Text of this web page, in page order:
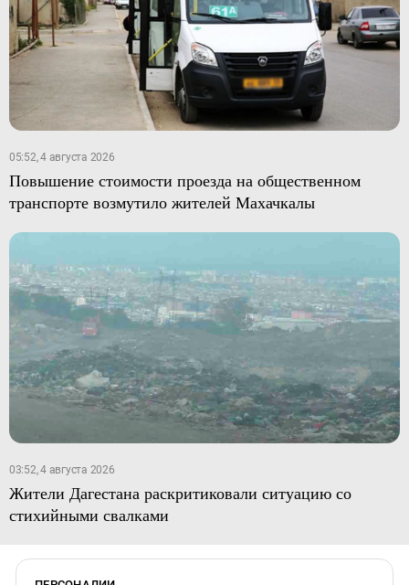
05:52, 4 августа 2026
Повышение стоимости проезда на общественном
транспорте возмутило жителей Махачкалы
03:52, 4 августа 2026
Жители Дагестана раскритиковали ситуацию со
стихийными свалками